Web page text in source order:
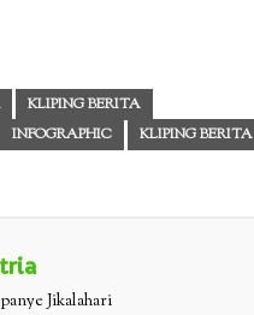
KLIPING BERITA
INFOGRAPHIC KLIPING BERITA
Jikalahari